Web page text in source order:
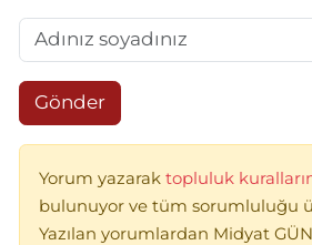
Gönder
Yorum yazarak topluluk
bulunuyor ve tüm sorumluluğu
Yazılan yorumlardan Midyat